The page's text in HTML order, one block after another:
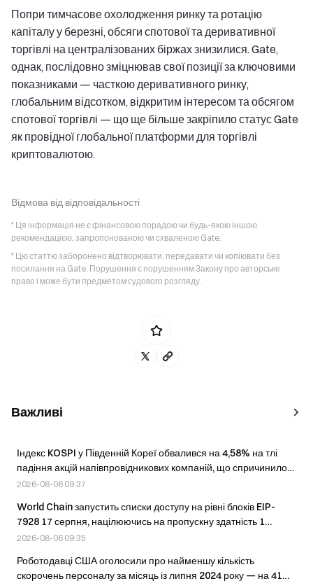
Попри тимчасове охолодження ринку та ротацію
капіталу у березні, обсяги спотової та деривативної
торгівлі на централізованих біржах знизилися. Gate,
однак, послідовно зміцнював свої позиції за ключовими
показниками — часткою деривативного ринку,
глобальним відсотком, відкритим інтересом та обсягом
спотової торгівлі — що ще більше закріпило статус Gate
як провідної глобальної платформи для торгівлі
криптовалютою.
Відмова від відповідальності
* Ця інформація не є фінансовою порадою чи будь-якою іншою
рекомендацією, запропонованою чи схваленою Gate.
* Цю статтю заборонено відтворювати, передавати чи копіювати без
посилання на Gate. Порушення є порушенням Закону про авторське
право і може бути предметом судового розгляду.
Важливі
Індекс KOSPI у Південній Кореї обвалився на 4,58% на тлі
падіння акцій напівпровідникових компаній, що спричинило
автоматичне призупинення торгів.
2026-08-06 09:37
World Chain запустить списки доступу на рівні блоків EIP-
7928 17 серпня, націлюючись на пропускну здатність 1
гігагазу.
2026-08-06 09:35
Роботодавці США оголосили про найменшу кількість
скорочень персоналу за місяць із липня 2024 року — на 41%